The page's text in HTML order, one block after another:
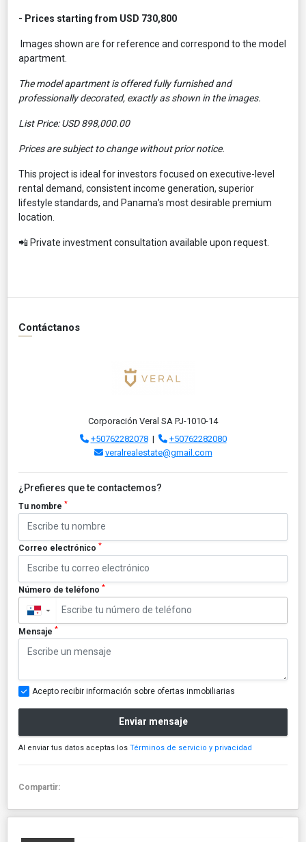
- Prices starting from USD 730,800
Images shown are for reference and correspond to the model
apartment.
The model apartment is offered fully furnished and
professionally decorated, exactly as shown in the images.
List Price: USD 898,000.00
Prices are subject to change without prior notice.
This project is ideal for investors focused on executive-level
rental demand, consistent income generation, superior
lifestyle standards, and Panama’s most desirable premium
location.
📲 Private investment consultation available upon request.
Contáctanos
Corporación Veral SA PJ-1010-14
+50762282078|
+50762282080
veralrealestate@gmail.com
¿Prefieres que te contactemos?
Tu nombre *
Correo electrónico *
Número de teléfono *
▼
Mensaje *
Acepto recibir información sobre ofertas inmobiliarias
Enviar mensaje
Al enviar tus datos aceptas los Términos de servicio y privacidad
Compartir: